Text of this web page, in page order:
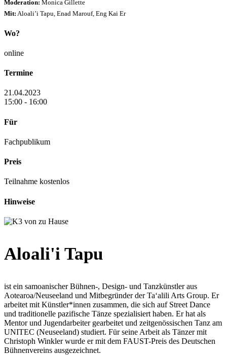
Moderation: Monica Gillette
Mit: Aloali’i Tapu, Enad Marouf, Eng Kai Er
Wo?
online
Termine
21.04.2023
15:00 - 16:00
Für
Fachpublikum
Preis
Teilnahme kostenlos
Hinweise
Aloali'i Tapu
ist ein samoanischer Bühnen-, Design- und Tanzkünstler aus
Aotearoa/Neuseeland und Mitbegründerder Ta‘alili Arts Group. Er
arbeitet mit Künstler*innen zusammen, die sich auf Street Dance
und traditionelle pazifische Tänze spezialisiert haben. Er hat als
Mentorund Jugendarbeiter gearbeitet und zeitgenössischen Tanz am
UNITEC (Neuseeland) studiert. Für seine Arbeit als Tänzer mit
Christoph Winkler wurde er mit dem FAUST-Preis des Deutschen
Bühnenvereins ausgezeichnet.